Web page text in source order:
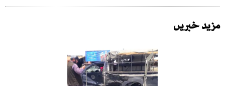
مزید خبریں